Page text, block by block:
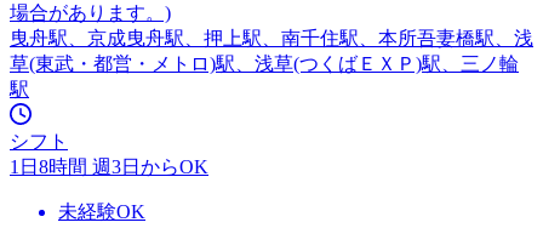
場合があります。)
曳舟駅、京成曳舟駅、押上駅、南千住駅、本所吾妻橋駅、浅
草(東武・都営・メトロ)駅、浅草(つくばＥＸＰ)駅、三ノ輪
駅
シフト
1日8時間 週3日からOK
未経験OK